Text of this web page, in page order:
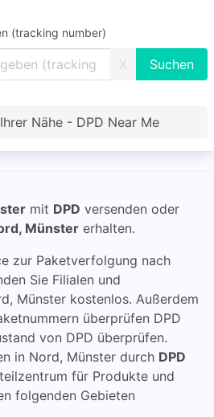
(tracking number)
X
Nähe - DPD Near Me
mit DPD versenden oder
Münster erhalten.
zur Paketverfolgung nach
Sie Filialen und
Münster kostenlos. Außerdem
überprüfen DPD
von DPD überprüfen.
in Nord, Münster durch DPD
für Produkte und
folgenden Gebieten